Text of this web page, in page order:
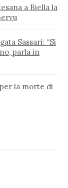
a Biella la
Sassari: “Si
parla in
la morte di